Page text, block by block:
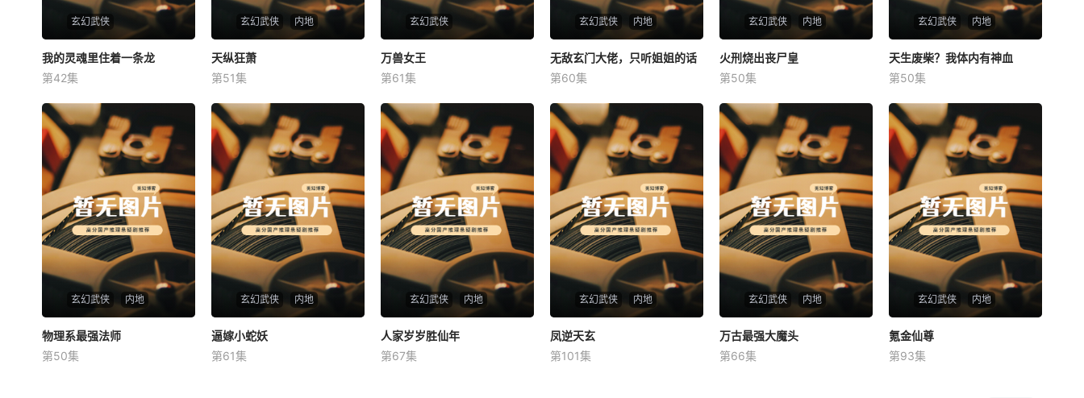
玄幻武侠
我的灵魂里住着一条龙
未知
我的灵魂里住着一条龙
第42集
玄幻武侠 内地
天纵狂萧
未知
天纵狂萧
第51集
玄幻武侠
万兽女王
未知
万兽女王
第61集
玄幻武侠 内地
无敌玄门大佬，只听姐姐的话
未知
无敌玄门大佬，只听姐姐的话
第60集
玄幻武侠 内地
火刑烧出丧尸皇
未知
火刑烧出丧尸皇
第50集
玄幻武侠 内地
未知
天生废柴？我体内有神血
第50集
玄幻武侠 内地
物理系最强法师
未知
物理系最强法师
第50集
玄幻武侠 内地
逼嫁小蛇妖
未知
逼嫁小蛇妖
第61集
玄幻武侠 内地
人家岁岁胜仙年
未知
人家岁岁胜仙年
第67集
玄幻武侠 内地
凤逆天玄
未知
凤逆天玄
第101集
玄幻武侠 内地
万古最强大魔头
未知
万古最强大魔头
第66集
玄幻武侠 内地
氪金仙尊
未知
氪金仙尊
第93集